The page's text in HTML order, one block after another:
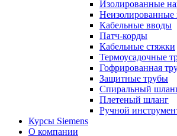
Изолированные
Неизолированные
Кабельные вводы
Патч-корды
Кабельные стяжки
Термоусадочные
Гофрированная
Защитные трубы
Спиральный
Плетеный шланг
Ручной
Курсы Siemens
О компании